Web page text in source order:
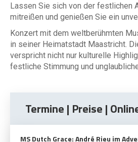
Lassen Sie sich von der festlichen
mitreißen und genießen Sie ein
Konzert mit dem weltberühmten
in seiner Heimatstadt Maastricht.
verspricht nicht nur kulturelle
festliche Stimmung und
Termine | Preise |
MS Dutch Grace: André Rieu im